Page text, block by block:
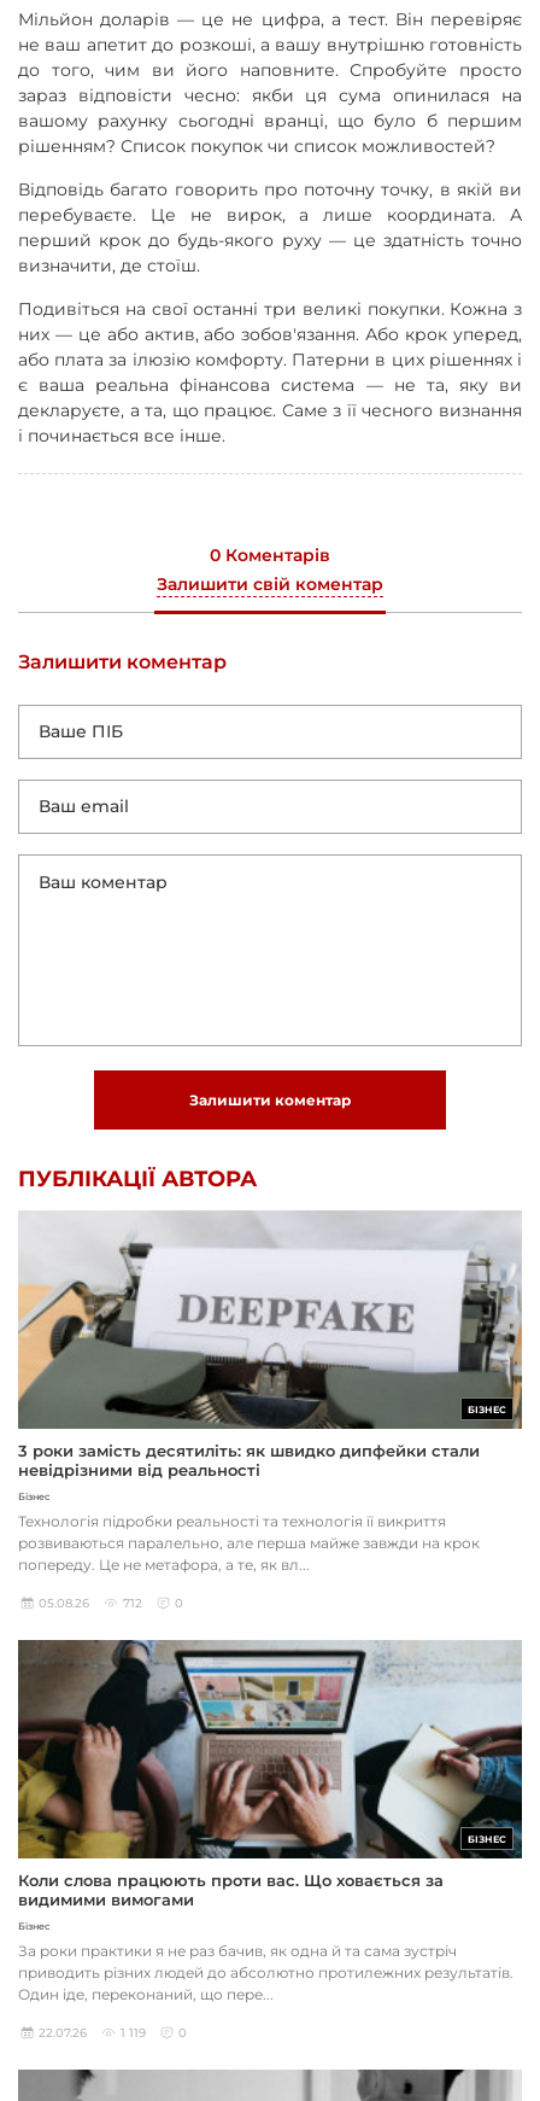
Мільйон доларів — це не цифра, а тест. Він перевіряє
не ваш апетит до розкоші, а вашу внутрішню готовність
до того, чим ви його наповните. Спробуйте просто
зараз відповісти чесно: якби ця сума опинилася на
вашому рахунку сьогодні вранці, що було б першим
рішенням? Список покупок чи список можливостей?
Відповідь багато говорить про поточну точку, в якій ви
перебуваєте. Це не вирок, а лише координата. А
перший крок до будь-якого руху — це здатність точно
визначити, де стоїш.
Подивіться на свої останні три великі покупки. Кожна з
них — це або актив, або зобов'язання. Або крок уперед,
або плата за ілюзію комфорту. Патерни в цих рішеннях і
є ваша реальна фінансова система — не та, яку ви
декларуєте, а та, що працює. Саме з її чесного визнання
і починається все інше.
0 Коментарів
Залишити свій коментар
Залишити коментар
Залишити коментар
ПУБЛІКАЦІЇ АВТОРА
БІЗНЕС
3 роки замість десятиліть: як швидко дипфейки стали
невідрізними від реальності
Бізнес
Технологія підробки реальності та технологія її викриття
розвиваються паралельно, але перша майже завжди на крок
попереду. Це не метафора, а те, як вл...
05.08.26 712 0
БІЗНЕС
Коли слова працюють проти вас. Що ховається за
видимими вимогами
Бізнес
За роки практики я не раз бачив, як одна й та сама зустріч
приводить різних людей до абсолютно протилежних результатів.
Один іде, переконаний, що пере...
22.07.26 1 119 0